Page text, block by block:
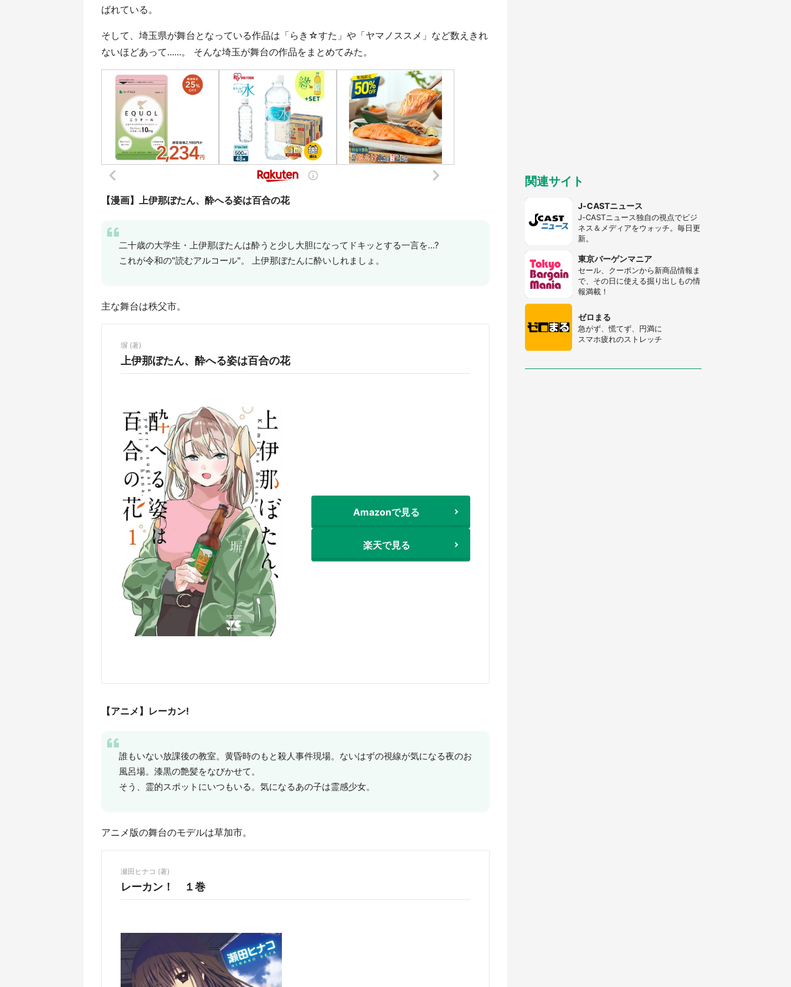
ばれている。
そして、埼玉県が舞台となっている作品は「らき☆すた」や「ヤマノススメ」など数えきれ
ないほどあって......。 そんな埼玉が舞台の作品をまとめてみた。
【漫画】上伊那ぼたん、酔へる姿は百合の花
二十歳の大学生・上伊那ぼたんは酔うと少し大胆になってドキッとする一言を...?
これが令和の"読むアルコール"。 上伊那ぼたんに酔いしれましょ。
主な舞台は秩父市。
塀 (著)
上伊那ぼたん、酔へる姿は百合の花
Amazonで見る
楽天で見る
【アニメ】レーカン!
誰もいない放課後の教室。黄昏時のもと殺人事件現場。ないはずの視線が気になる夜のお
風呂場。漆黒の艶髪をなびかせて。
そう、霊的スポットにいつもいる。気になるあの子は霊感少女。
アニメ版の舞台のモデルは草加市。
瀬田ヒナコ (著)
レーカン！ １巻
関連サイト
J-CASTニュース
J-CASTニュース独自の視点でビジ
ネス＆メディアをウォッチ。毎日更
新。
東京バーゲンマニア
セール、クーポンから新商品情報ま
で、その日に使える掘り出しもの情
報満載！
ゼロまる
急がず、慌てず、円満に
スマホ疲れのストレッチ